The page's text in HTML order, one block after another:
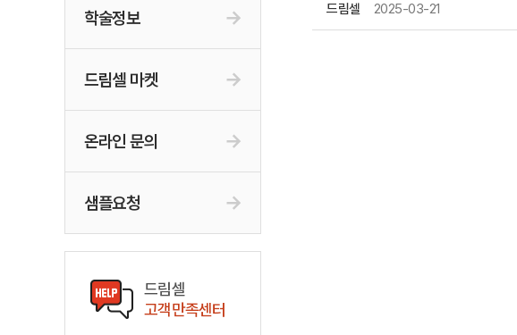
학술정보
드림셀 마켓
온라인 문의
샘플요청
드림셀
고객만족센터
드림셀 2025-03-21